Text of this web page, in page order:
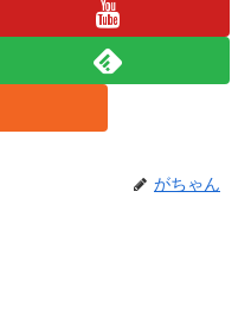
がちゃん